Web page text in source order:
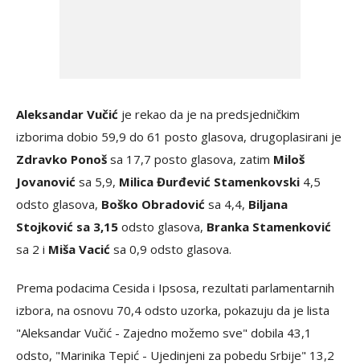
Aleksandar Vučić je rekao da je na predsjedničkim
izborima dobio 59,9 do 61 posto glasova, drugoplasirani je
Zdravko Ponoš sa 17,7 posto glasova, zatim Miloš
Jovanović sa 5,9, Milica Đurđević Stamenkovski 4,5
odsto glasova, Boško Obradović sa 4,4, Biljana
Stojković sa 3,15 odsto glasova, Branka Stamenković
sa 2 i Miša Vacić sa 0,9 odsto glasova.
Prema podacima Cesida i Ipsosa, rezultati parlamentarnih
izbora, na osnovu 70,4 odsto uzorka, pokazuju da je lista
"Aleksandar Vučić - Zajedno možemo sve" dobila 43,1
odsto, "Marinika Tepić - Ujedinjeni za pobedu Srbije" 13,2